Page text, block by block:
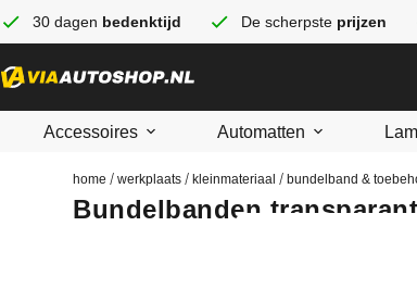
30 dagen bedenktijd De scherpste prijzen
Accessoires Automatten
home /werkplaats /kleinmateriaal /bundelband &
Bundelbanden